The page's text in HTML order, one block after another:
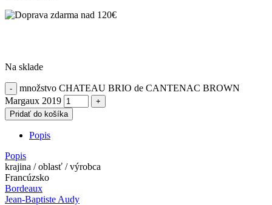
Na sklade
množstvo CHATEAU BRIO de CANTENAC BROWN
Margaux 2019
Pridať do košíka
Popis
Popis
krajina / oblasť / výrobca
Francúzsko
Bordeaux
Jean-Baptiste Audy